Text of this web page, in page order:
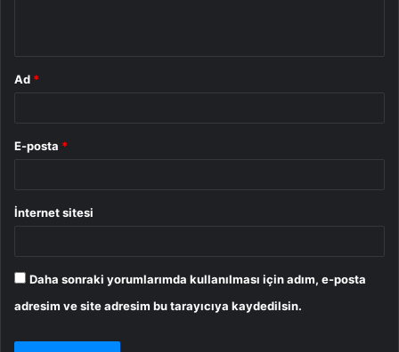
Ad *
E-posta *
İnternet sitesi
Daha sonraki yorumlarımda kullanılması için adım, e-posta
adresim ve site adresim bu tarayıcıya kaydedilsin.